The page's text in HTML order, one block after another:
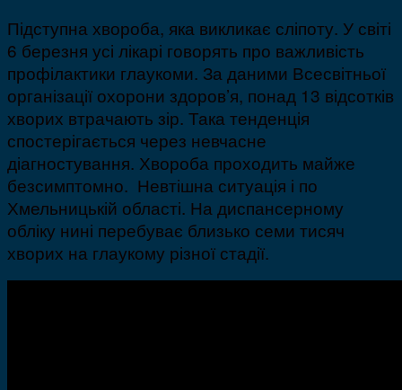
Підступна хвороба, яка викликає сліпоту. У світі
6 березня усі лікарі говорять про важливість
профілактики глаукоми. За даними Всесвітньої
організації охорони здоров’я, понад 13 відсотків
хворих втрачають зір. Така тенденція
спостерігається через невчасне
діагностування. Хвороба проходить майже
безсимптомно. Невтішна ситуація і по
Хмельницькій області. На диспансерному
обліку нині перебуває близько семи тисяч
хворих на глаукому різної стадії.